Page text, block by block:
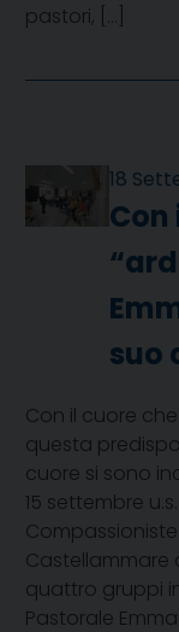
pastori, […]
18
Con
suo
Con il cuore
questa
cuore si sono
15 settembre
Castellammare
quattro gruppi
Pastorale